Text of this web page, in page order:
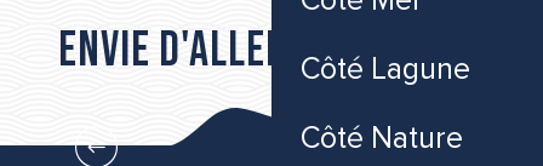
Côté Lagune
Côté Nature
Envie d'aller plus loin...
Où manger dans l’Archipel de Thau